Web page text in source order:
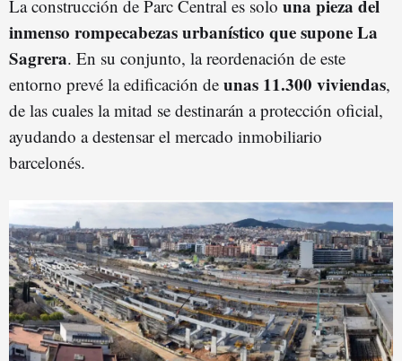
La construcción de Parc Central es solo una pieza del
inmenso rompecabezas urbanístico que supone La
Sagrera. En su conjunto, la reordenación de este
entorno prevé la edificación de unas 11.300 viviendas,
de las cuales la mitad se destinarán a protección oficial,
ayudando a destensar el mercado inmobiliario
barcelonés.